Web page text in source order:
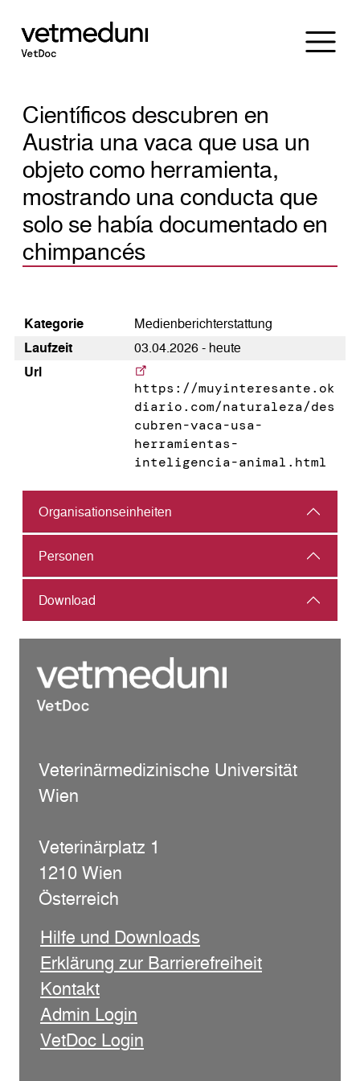
Científicos descubren en
Austria una vaca que usa un
objeto como herramienta,
mostrando una conducta que
solo se había documentado en
chimpancés
Kategorie
Medienberichterstattung
Laufzeit
03.04.2026 - heute
Url
https://muyinteresante.ok
diario.com/naturaleza/des
cubren-vaca-usa-
herramientas-
inteligencia-animal.html
Organisations­einheiten
Personen
Download
Veterinärmedizinische Universität
Wien
Veterinärplatz 1
1210 Wien
Österreich
Hilfe und Downloads
Erklärung zur Barrierefreiheit
Kontakt
Admin Login
VetDoc Login